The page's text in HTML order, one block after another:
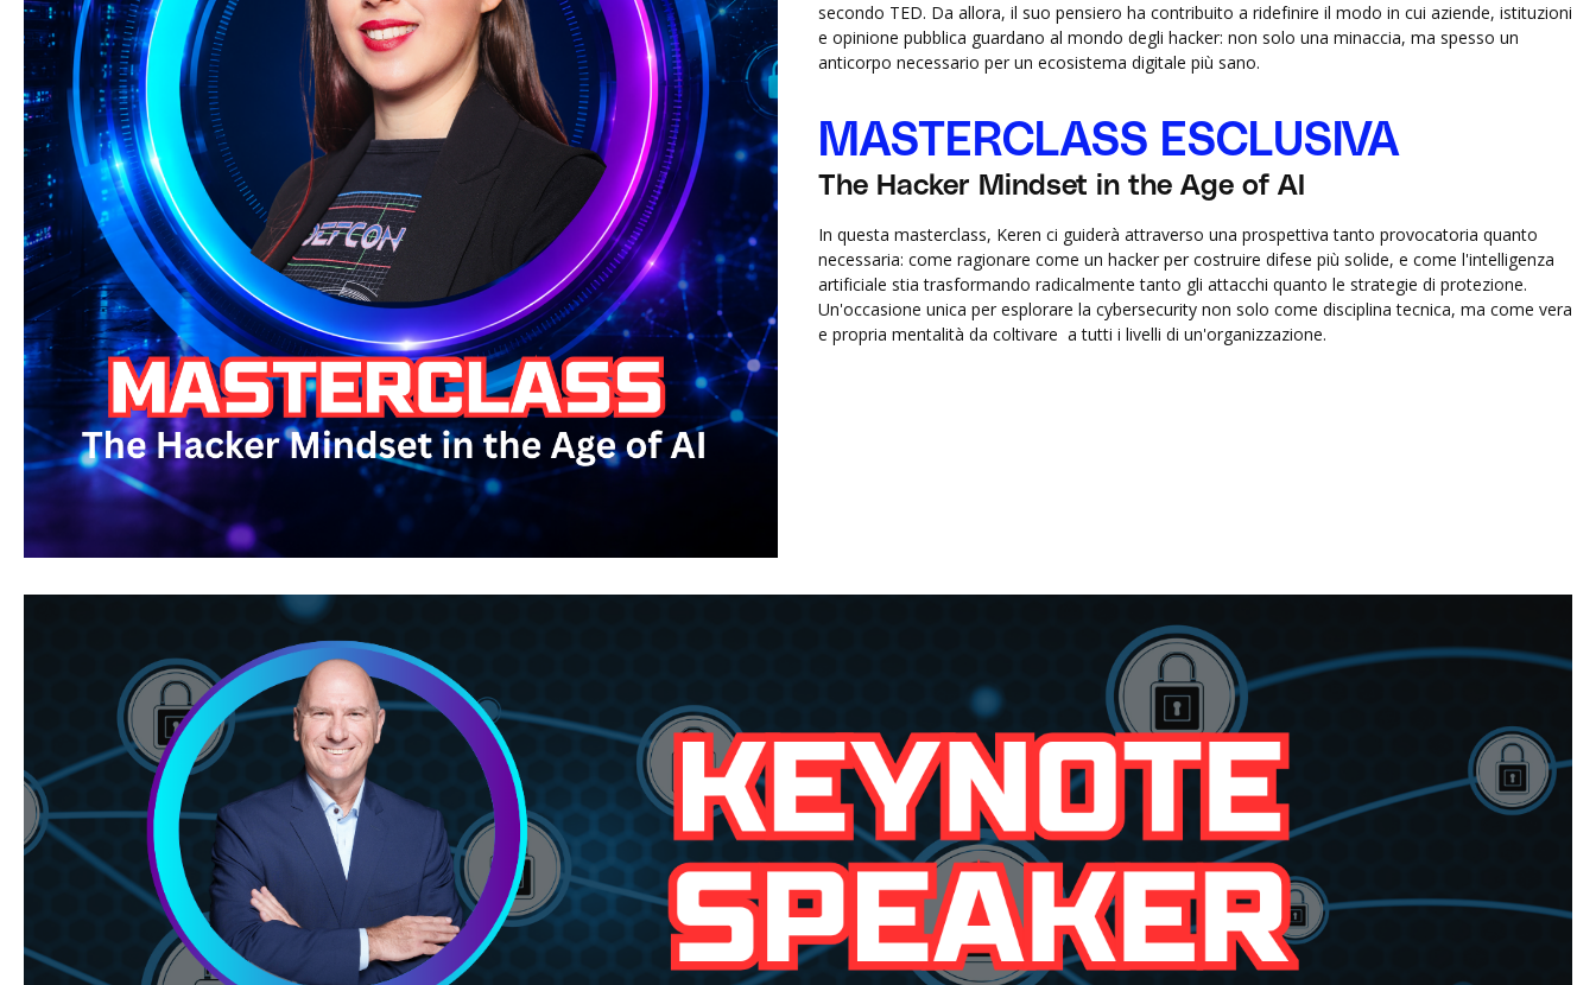
secondo TED. Da allora, il suo pensiero ha contribuito a ridefinire il modo in cui aziende, istituzioni
e opinione pubblica guardano al mondo degli hacker: non solo una minaccia, ma spesso un
anticorpo necessario per un ecosistema digitale più sano.
MASTERCLASS ESCLUSIVA
The Hacker Mindset in the Age of AI
In questa masterclass, Keren ci guiderà attraverso una prospettiva tanto provocatoria quanto
necessaria: come ragionare come un hacker per costruire difese più solide, e come l'intelligenza
artificiale stia trasformando radicalmente tanto gli attacchi quanto le strategie di protezione.
Un'occasione unica per esplorare la cybersecurity non solo come disciplina tecnica, ma come vera
e propria mentalità da coltivare a tutti i livelli di un'organizzazione.